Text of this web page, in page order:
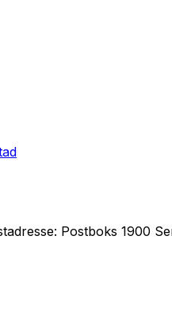
Postboks 1900